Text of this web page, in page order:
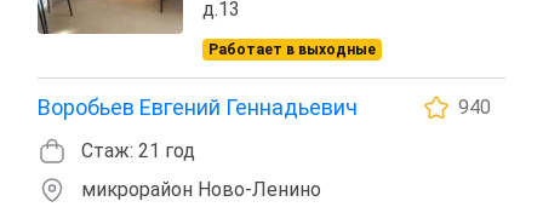
д.13
Работает в выходные
Воробьев Евгений Геннадьевич
940
Стаж: 21 год
микрорайон Ново-Ленино